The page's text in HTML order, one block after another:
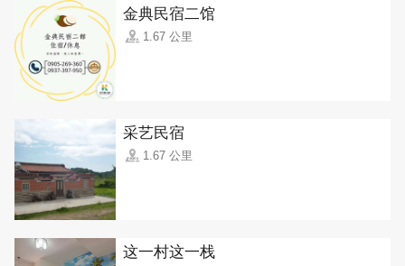
金典民宿二馆
1.67 公里
采艺民宿
1.67 公里
这一村这一栈